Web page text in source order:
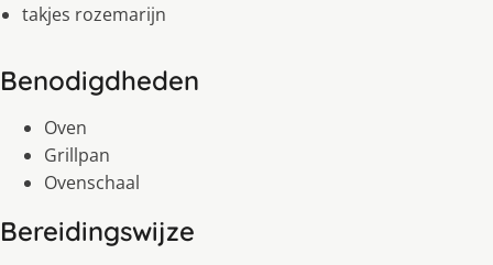
takjes rozemarijn
Benodigdheden
Oven
Grillpan
Ovenschaal
Bereidingswijze